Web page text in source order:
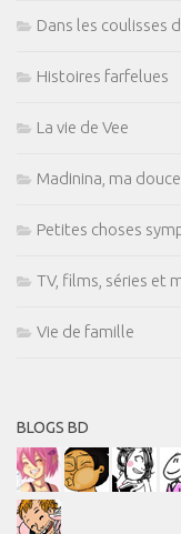
Dans les coulisses
Histoires farfelues
La vie de Vee
Madinina, ma
Petites choses
TV, films, séries et
Vie de famille
BLOGS BD